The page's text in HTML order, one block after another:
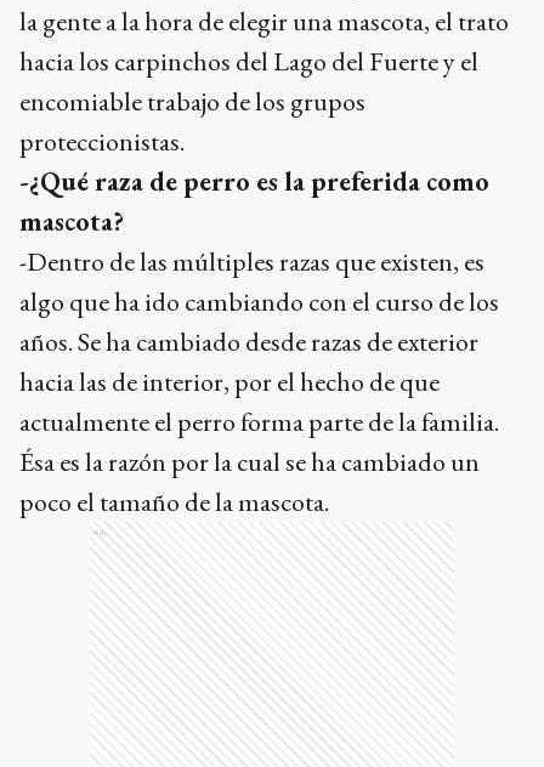
la gente a la hora de elegir una mascota, el trato
hacia los carpinchos del Lago del Fuerte y el
encomiable trabajo de los grupos
proteccionistas.
-¿Qué raza de perro es la preferida como
mascota?
-Dentro de las múltiples razas que existen, es
algo que ha ido cambiando con el curso de los
años. Se ha cambiado desde razas de exterior
hacia las de interior, por el hecho de que
actualmente el perro forma parte de la familia.
Ésa es la razón por la cual se ha cambiado un
poco el tamaño de la mascota.
Ads